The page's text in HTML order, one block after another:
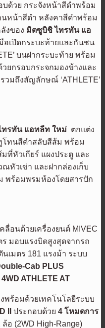
ด้วย กระจังหน้าสีดำพร้อม
หน้าสีดำ หลังคาสีดำพร้อม
งของ มิตซูบิชิ ไทรทัน แอ
อเปิดกระบะท้ายและกันชน
บนฝากระบะท้าย พร้อม
ยกรอบกระจกมองข้างและ
วมถึงสัญลักษณ์ ‘ATHLETE’
ทรทัน แอทลีท ใหม่ ตกแต่ง
โทนสีดำสลับสีส้ม พร้อม
ที่หัวเกียร์ แผงประตู และ
หัวเข่า และฝากล่องเก็บ
พร้อมพรมห้องโดยสารปัก
ลื่อนด้วยเครื่องยนต์ MIVEC
ร มอบแรงบิดสูงสุดจากรถ
เมตร 181 แรงม้า ระบบ
Cab PLUS
ATHLETE AT
พร้อมด้วยเทคโนโลยีระบบ
II ประกอบด้วย 4 โหมดการ
อ (2WD High-Range)